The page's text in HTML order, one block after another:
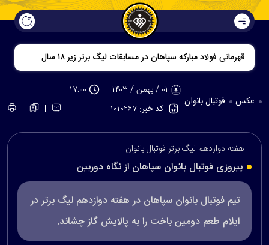
قهرمانی فولاد مبارکه سپاهان در مسابقات لیگ برتر زیر ۱۸ سال
عکس فوتبال بانوان
کد خبر: ۱۰۱۰۲۶۷
هفته دوازدهم لیگ برتر فوتبال بانوان
پیروزی فوتبال بانوان سپاهان از نگاه دوربین
تیم فوتبال بانوان سپاهان در هفته دوازدهم لیگ برتر در
ایلام طعم دومین باخت را به پالایش گاز چشاند.